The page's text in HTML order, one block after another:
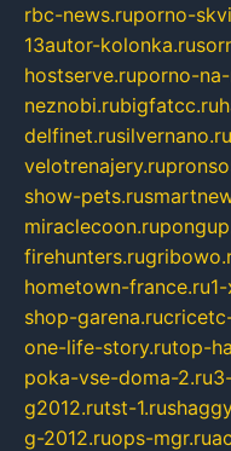
rbc-news.ruporno-
13autor-kolonka.ru
hostserve.ruporno-
neznobi.rubigfatcc.ru
delfinet.rusilvernano.ru
velotrenajery.ru
show-pets.ru
miraclecoon.ru
firehunters.ru
hometown-france.ru
shop-garena.ru
one-life-story.rutop-
poka-vse-doma-2.ru
g2012.rutst-1.ru
g-2012.ruops-mgr.ru